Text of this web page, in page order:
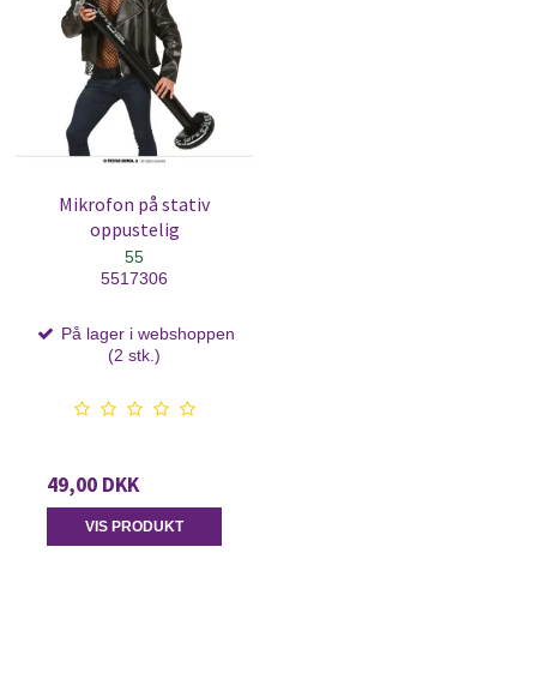
Mikrofon på stativ
oppustelig
55
5517306
På lager i webshoppen
(2 stk.)
49,00 DKK
VIS PRODUKT